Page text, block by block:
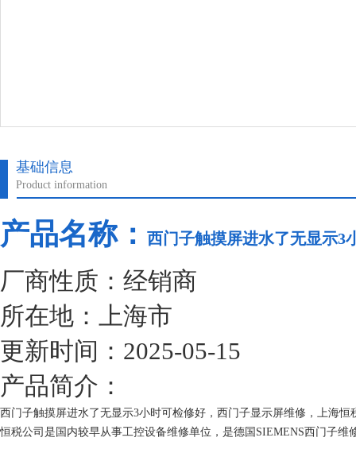
基础信息
Product information
产品名称： 西门子触摸屏进水了无显示3
厂商性质：经销商
所在地：上海市
更新时间：2025-05-15
产品简介：
西门子触摸屏进水了无显示3小时可检修好，西门子显示屏维修，上海
恒税公司是国内较早从事工控设备维修单位，是德国SIEMENS西门子